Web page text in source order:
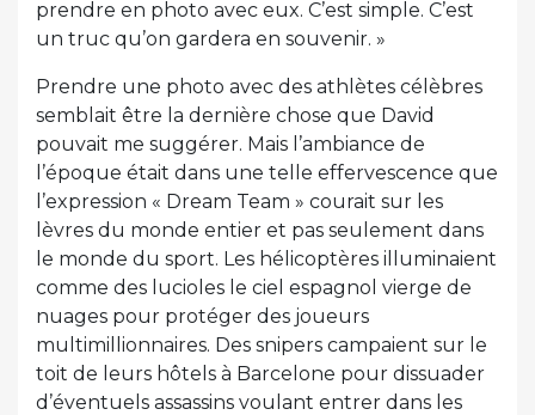
prendre en photo avec eux. C’est simple. C’est
un truc qu’on gardera en souvenir. »
Prendre une photo avec des athlètes célèbres
semblait être la dernière chose que David
pouvait me suggérer. Mais l’ambiance de
l’époque était dans une telle effervescence que
l’expression « Dream Team » courait sur les
lèvres du monde entier et pas seulement dans
le monde du sport. Les hélicoptères illuminaient
comme des lucioles le ciel espagnol vierge de
nuages pour protéger des joueurs
multimillionnaires. Des snipers campaient sur le
toit de leurs hôtels à Barcelone pour dissuader
d’éventuels assassins voulant entrer dans les